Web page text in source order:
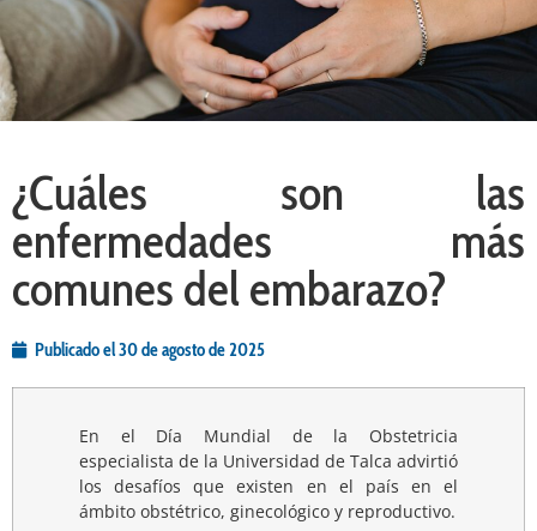
¿Cuáles son las
enfermedades más
comunes del embarazo?
Publicado el30 de agosto de 2025
En el Día Mundial de la Obstetricia
especialista de la Universidad de Talca advirtió
los desafíos que existen en el país en el
ámbito obstétrico, ginecológico y reproductivo.